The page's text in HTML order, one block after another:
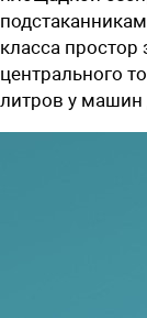
класса простор
центрального
литров у